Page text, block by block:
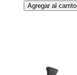
Agregar al carrito